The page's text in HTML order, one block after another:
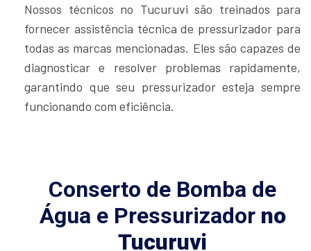
Nossos técnicos no Tucuruvi são treinados para
fornecer assistência técnica de pressurizador para
todas as marcas mencionadas. Eles são capazes de
diagnosticar e resolver problemas rapidamente,
garantindo que seu pressurizador esteja sempre
funcionando com eficiência.
Conserto de Bomba de
Água e Pressurizador no
Tucuruvi